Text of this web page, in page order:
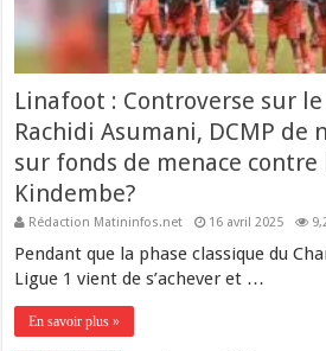
Linafoot : Controverse sur
Rachidi Asumani, DCMP de
sur fonds de menace
Kindembe?
Rédaction Matininfos.net 16 avril 2025
Pendant que la phase classique du
Ligue 1 vient de s’achever et …
En savoir plus »